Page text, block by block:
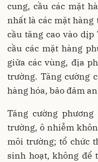
cung, cầu các mặt
nhất là các mặt
cầu tăng cao vào
cầu các mặt hàng
giữa các vùng, địa
trường. Tăng cường
hàng hóa, bảo đảm
Tăng cường
trường, ô nhiễm
môi trường; tổ chức
sinh hoạt, không